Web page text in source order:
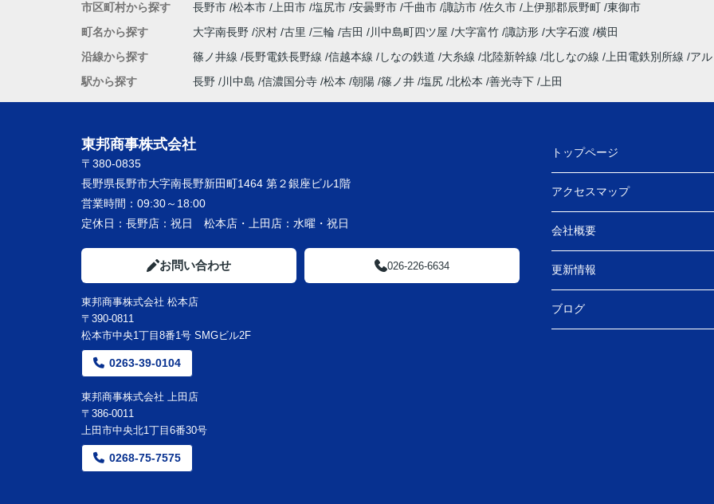
市区町村から探す 長野市 松本市 上田市 塩尻市 安曇野市 千曲市 諏訪市 佐久市 上伊那郡辰野町 東御市
町名から探す
大字南長野 沢村 古里 三輪 吉田 川中島町四ツ屋 大字富竹 諏訪形 大字石渡 横田
沿線から探す
篠ノ井線 長野電鉄長野線 信越本線 しなの鉄道 大糸線 北陸新幹線 北しなの線 上田電鉄別所線
ア
駅から探す
長野 川中島 信濃国分寺 松本 朝陽 篠ノ井 塩尻 北松本 善光寺下 上田
東邦商事株式会社
〒380-0835
長野県長野市大字南長野新田町1464 第２銀座ビル1階
営業時間： 09:30～18:00
定休日： 長野店：祝日 松本店・上田店：水曜・祝日
お問い合わせ 026-226-6634
東邦商事株式会社 松本店
〒390-0811
松本市中央1丁目8番1号 SMGビル2F
0263-39-0104
東邦商事株式会社 上田店
〒386-0011
上田市中央北1丁目6番30号
0268-75-7575
トップページ
アクセスマップ
会社概要
更新情報
ブログ